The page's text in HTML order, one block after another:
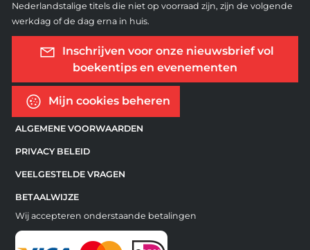
Nederlandstalige titels die niet op voorraad zijn, zijn de volgende
werkdag of de dag erna in huis.
Inschrijven voor onze nieuwsbrief vol
boekentips en evenementen
Mijn cookies beheren
ALGEMENE VOORWAARDEN
PRIVACY BELEID
VEELGESTELDE VRAGEN
BETAALWIJZE
Wij accepteren onderstaande betalingen